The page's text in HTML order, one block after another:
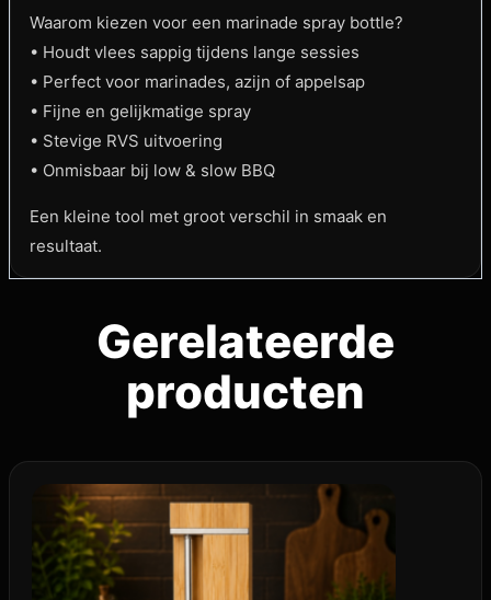
Waarom kiezen voor een marinade spray bottle?
• Houdt vlees sappig tijdens lange sessies
• Perfect voor marinades, azijn of appelsap
• Fijne en gelijkmatige spray
• Stevige RVS uitvoering
• Onmisbaar bij low & slow BBQ
Een kleine tool met groot verschil in smaak en
resultaat.
Gerelateerde
producten